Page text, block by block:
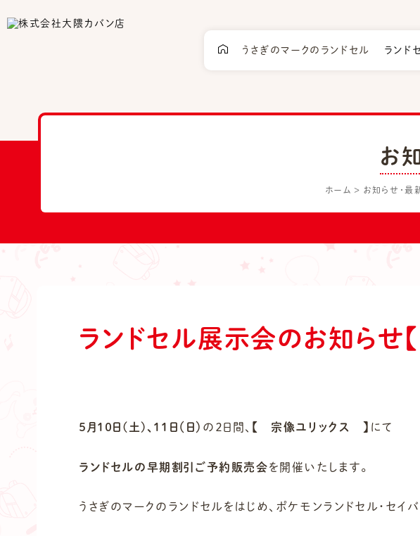
うさぎのマークのランドセル ランド
お
ホーム お知らせ・最
ランドセル展示会のお知ら
５月１０日(土)、１１日（日） の２日間、 【 宗像ユリックス 】 にて
ランドセルの早期割引ご予約販売会を開催いたします。
うさぎのマークのランドセルをはじめ、ポケモンランドセル・セイ